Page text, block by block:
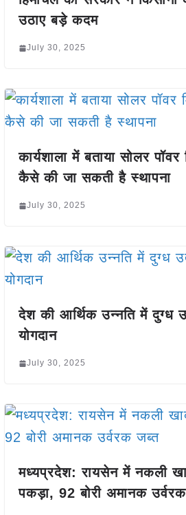
उठाए बड़े कदम
July 30, 2025
कार्यशाला में बताया सोलर
कैसे की जा सकती है स्थापना
July 30, 2025
देश की आर्थिक उन्नति में दुग्ध
योगदान
July 30, 2025
मध्यप्रदेश: रायसेन में नकली
पकड़ा, 92 बोरी अमानक